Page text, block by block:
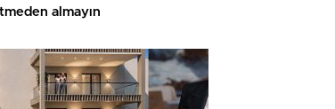
almayın